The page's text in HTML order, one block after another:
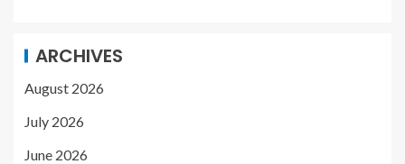
ARCHIVES
August 2026
July 2026
June 2026